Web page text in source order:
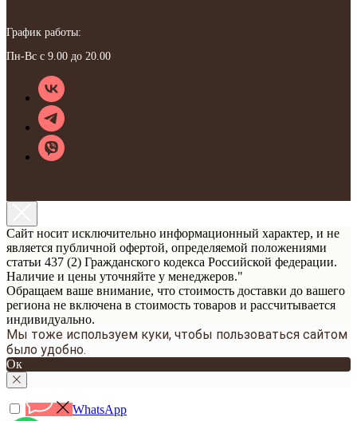
График работы:
Пн-Вс с 9.00 до 20.00
Сайт носит исключительно информационный характер, и не
является публичной офертой, определяемой положениями
статьи 437 (2) Гражданского кодекса Российской федерации.
Наличие и цены уточняйте у менеджеров."
Обращаем ваше внимание, что стоимость доставки до вашего
региона не включена в стоимость товаров и рассчитывается
индивидуально.
Мы тоже используем куки, чтобы пользоваться сайтом
было удобно.
Ок
WhatsApp